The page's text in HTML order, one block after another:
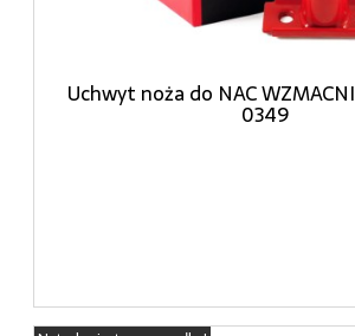
Uchwyt noża do NAC
0349